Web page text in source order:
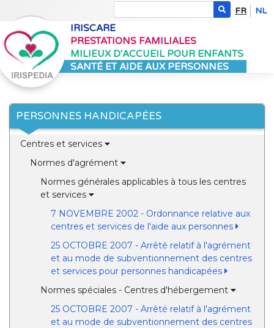
FR NL
IRISCARE
PRESTATIONS FAMILIALES
MILIEUX D'ACCUEIL POUR ENFANTS
SANTÉ ET AIDE AUX PERSONNES
PERSONNES HANDICAPÉES
Centres et services
Normes d'agrément
Normes générales applicables à tous les centres
et services
7 NOVEMBRE 2002 - Ordonnance relative aux
centres et services de l'aide aux personnes
25 OCTOBRE 2007 - Arrêté relatif à l'agrément
et au mode de subventionnement des centres
et services pour personnes handicapées
Normes spéciales - Centres d'hébergement
25 OCTOBRE 2007 - Arrêté relatif à l'agrément
et au mode de subventionnement des centres